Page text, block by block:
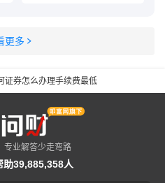
更多
证券怎么办理手续费最低
专业解答少走弯路
助39,885,358人